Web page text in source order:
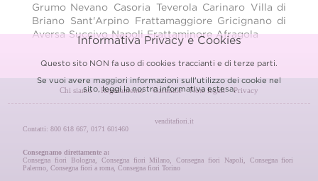
Grumo Nevano Casoria Teverola Carinaro Villa di
Briano
Sant'Arpino Frattamaggiore Gricignano di
Aversa Succivo Napoli Frattaminore Afragola
Chi siamo Regolamento Garanzie Note legali Privacy
venditafiori.it
Contatti: 800 618 667, 0171 601460
Consegnamo direttamente a:
Consegna fiori Bologna
Consegna fiori Milano ,Consegna fiori Napoli
Consegna fiori
Palermo ,Consegna fiori a roma ,Consegna fiori Torino
Informativa Privacy e Cookies
Questo sito NON fa uso di cookies traccianti e di terze parti.
Se vuoi avere maggiori informazioni sull'utilizzo dei cookie nel
sito, leggi la nostrainformativa estesa.